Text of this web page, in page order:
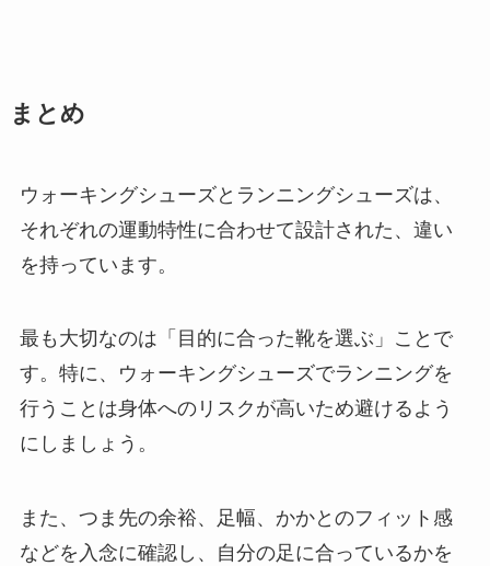
まとめ
ウォーキングシューズとランニングシューズは、
それぞれの運動特性に合わせて設計された、違い
を持っています。
最も大切なのは「目的に合った靴を選ぶ」ことで
す。特に、ウォーキングシューズでランニングを
行うことは身体へのリスクが高いため避けるよう
にしましょう。
また、つま先の余裕、足幅、かかとのフィット感
などを入念に確認し、自分の足に合っているかを